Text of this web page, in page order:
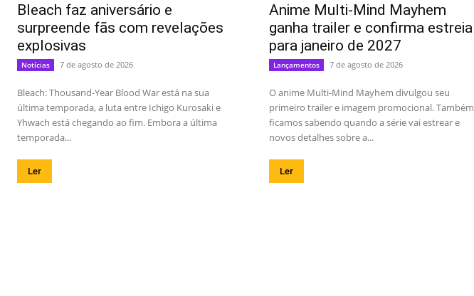
Bleach faz aniversário e
surpreende fãs com revelações
explosivas
Notícias 7 de agosto de 2026
Bleach: Thousand-Year Blood War está na sua
última temporada, a luta entre Ichigo Kurosaki e
Yhwach está chegando ao fim. Embora a última
temporada...
Ler
Anime Multi-Mind Mayhem
ganha trailer e confirma estreia
para janeiro de 2027
Lançamentos 7 de agosto de 2026
O anime Multi-Mind Mayhem divulgou seu
primeiro trailer e imagem promocional. Também
ficamos sabendo quando a série vai estrear e
novos detalhes sobre a...
Ler